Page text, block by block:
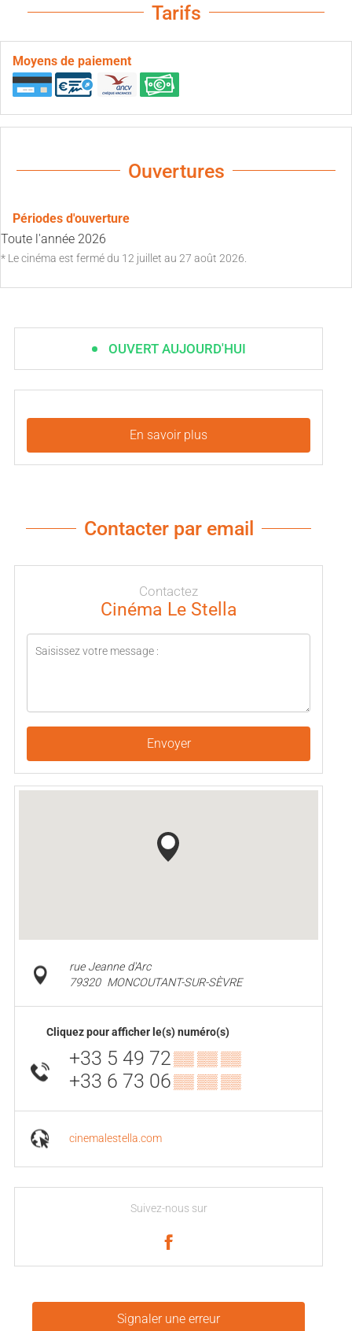
Tarifs
Moyens de paiement
Ouvertures
Périodes d'ouverture
Toute l'année 2026
* Le cinéma est fermé du 12 juillet au 27 août 2026.
OUVERT AUJOURD'HUI
En savoir plus
Contacter par email
Contactez
Cinéma Le Stella
Envoyer
rue Jeanne d'Arc
79320 MONCOUTANT-SUR-SÈVRE
Cliquez pour afficher le(s) numéro(s)
+33 5 49 72▒▒ ▒▒ ▒▒
+33 6 73 06▒▒ ▒▒ ▒▒
cinemalestella.com
Suivez-nous sur
Signaler une erreur